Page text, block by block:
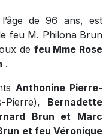
de 96 ans, est
feu M. Philona Brun
de feu Mme Rose
.
Anthonine Pierre-
Pierre), Bernadette
Brun et Marc
et feu Véronique